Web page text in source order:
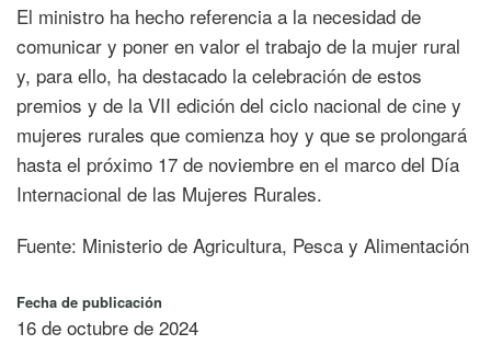
El ministro ha hecho referencia a la necesidad de
comunicar y poner en valor el trabajo de la mujer rural
y, para ello, ha destacado la celebración de estos
premios y de la VII edición del ciclo nacional de cine y
mujeres rurales que comienza hoy y que se prolongará
hasta el próximo 17 de noviembre en el marco del Día
Internacional de las Mujeres Rurales.
Fuente: Ministerio de Agricultura, Pesca y Alimentación
Fecha de publicación
16 de octubre de 2024